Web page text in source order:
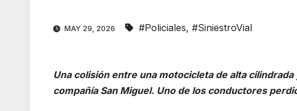
MAY 29, 2026 #Policiales, #SiniestroVial
Una colisión entre una motocicleta de alta
compañía San Miguel. Uno de los conductores